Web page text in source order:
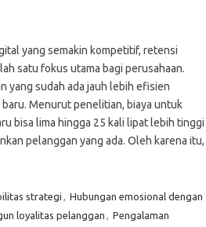
yang semakin kompetitif, retensi
satu fokus utama bagi perusahaan.
yang sudah ada jauh lebih efisien
Menurut penelitian, biaya untuk
bisa lima hingga 25 kali lipat lebih tinggi
pelanggan yang ada. Oleh karena itu,
strategi , Hubungan emosional dengan
loyalitas pelanggan , Pengalaman